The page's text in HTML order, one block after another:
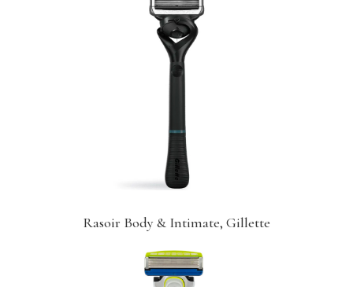
Rasoir Body & Intimate, Gillette